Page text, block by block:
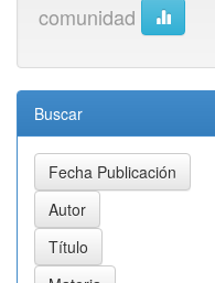
comunidad
Buscar